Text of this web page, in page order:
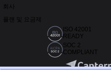
회사
플랜 및 요금제
ISO 42001
READY
SOC 2
COMPLIANT